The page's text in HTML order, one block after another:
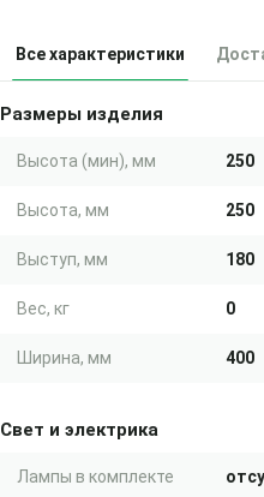
Все характеристики
Размеры изделия
Высота (мин), мм 250
Высота, мм 250
Выступ, мм 180
Вес, кг 0
Ширина, мм 400
Свет и электрика
Лампы в комплекте